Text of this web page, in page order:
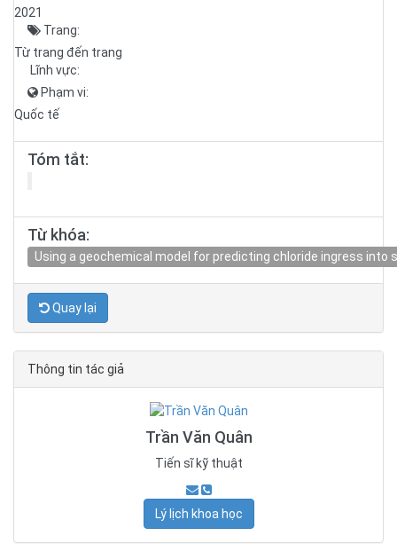
2021
Trang:
Từ trang đến trang
Lĩnh vực:
Phạm vi:
Quốc tế
Tóm tắt:
Từ khóa:
Using a geochemical model for predicting chloride ingress
Quay lại
Thông tin tác giả
Trần Văn Quân
Tiến sĩ kỹ thuật
Lý lịch khoa học